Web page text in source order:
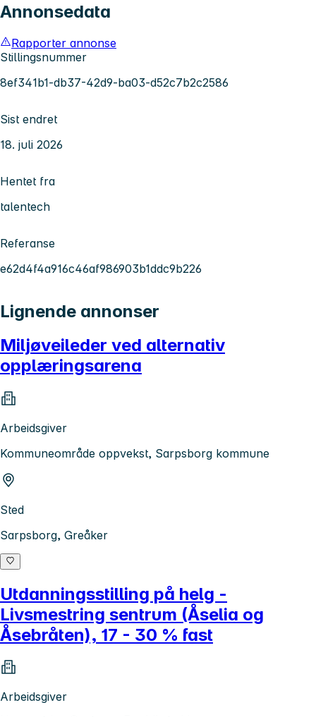
Annonsedata
Rapporter annonse
Stillingsnummer
8ef341b1-db37-42d9-ba03-d52c7b2c2586
Sist endret
18. juli 2026
Hentet fra
talentech
Referanse
e62d4f4a916c46af986903b1ddc9b226
Lignende annonser
Miljøveileder ved alternativ
opplæringsarena
Arbeidsgiver
Kommuneområde oppvekst, Sarpsborg kommune
Sted
Sarpsborg, Greåker
Utdanningsstilling på helg -
Livsmestring sentrum (Åselia og
Åsebråten), 17 - 30 % fast
Arbeidsgiver